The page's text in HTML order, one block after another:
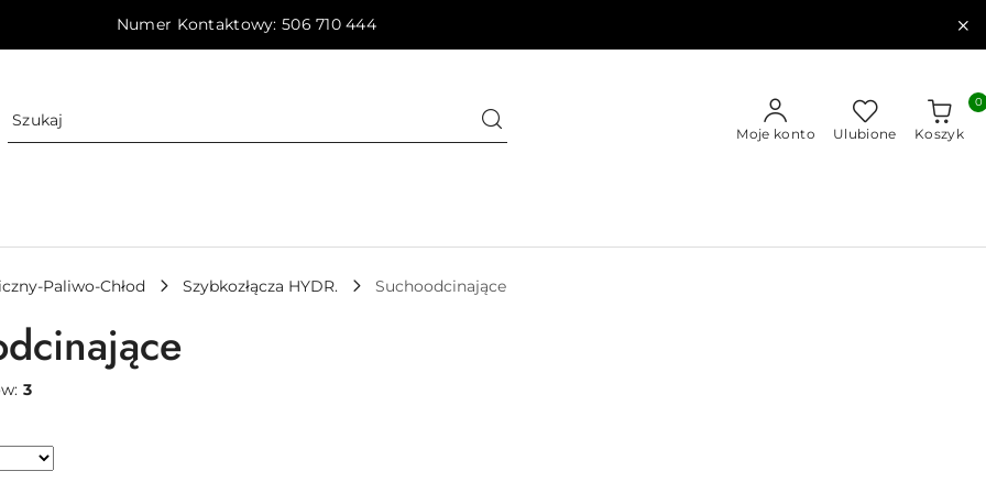
Numer Kontaktowy: 506 710 444
Moje konto Ulubione Koszyk
0
Paliwo-Chłod Szybkozłącza HYDR. Suchoodcinające
3